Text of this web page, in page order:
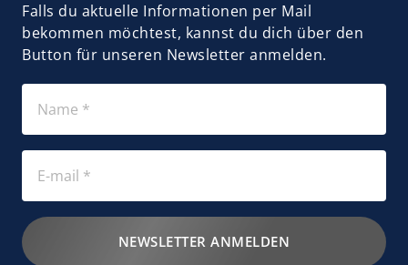
Falls du aktuelle Informationen per Mail
bekommen möchtest, kannst du dich über den
Button für unseren Newsletter anmelden.
NEWSLETTER ANMELDEN